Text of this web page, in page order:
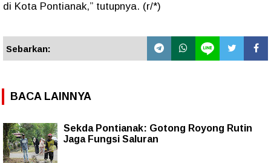
di Kota Pontianak,” tutupnya. (r/*)
Sebarkan:
BACA LAINNYA
Sekda Pontianak: Gotong Royong Rutin
Jaga Fungsi Saluran